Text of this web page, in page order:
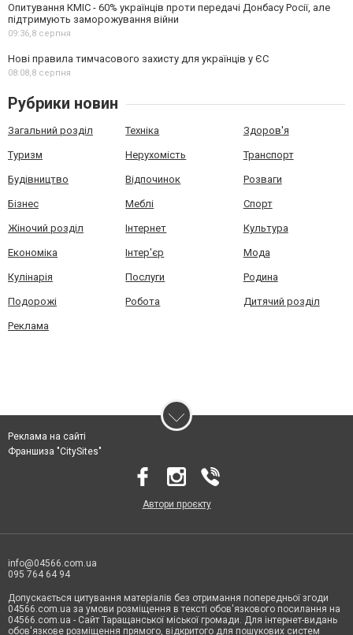
Опитування КМІС - 60% українців проти передачі Донбасу Росії, але
підтримують заморожування війни
09:36, 8 серпня
Нові правила тимчасового захисту для українців у ЄС
08:08, 8 серпня
Рубрики новин
Загальний розділ Техніка Здоров'я
Туризм Нерухомість Транспорт
Будівництво Відпочинок Розваги
Бізнес Меблі Спорт
Жіночий розділ Інтернет Культура
Економіка Інтер'єр Мода
Кулінарія Послуги Родина
Подорожі Робота Дитячий розділ
Реклама
Реклама на сайті
Франшиза "CitySites"
Автори проєкту
info@04566.com.ua
095 764 64 94
Допускається цитування матеріалів без отримання попередньої згоди
04566.com.ua за умови розміщення в тексті обов'язкового посилання на
04566.com.ua - Cайт Таращанської міської громади. Для інтернет-видань
обов'язкове розміщення прямого, відкритого для пошукових систем